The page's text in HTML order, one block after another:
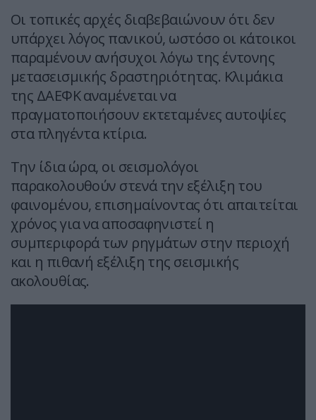
Οι τοπικές αρχές διαβεβαιώνουν ότι δεν
υπάρχει λόγος πανικού, ωστόσο οι κάτοικοι
παραμένουν ανήσυχοι λόγω της έντονης
μετασεισμικής δραστηριότητας. Κλιμάκια
της ΔΑΕΦΚ αναμένεται να
πραγματοποιήσουν εκτεταμένες αυτοψίες
στα πληγέντα κτίρια.
Την ίδια ώρα, οι σεισμολόγοι
παρακολουθούν στενά την εξέλιξη του
φαινομένου, επισημαίνοντας ότι απαιτείται
χρόνος για να αποσαφηνιστεί η
συμπεριφορά των ρηγμάτων στην περιοχή
και η πιθανή εξέλιξη της σεισμικής
ακολουθίας.